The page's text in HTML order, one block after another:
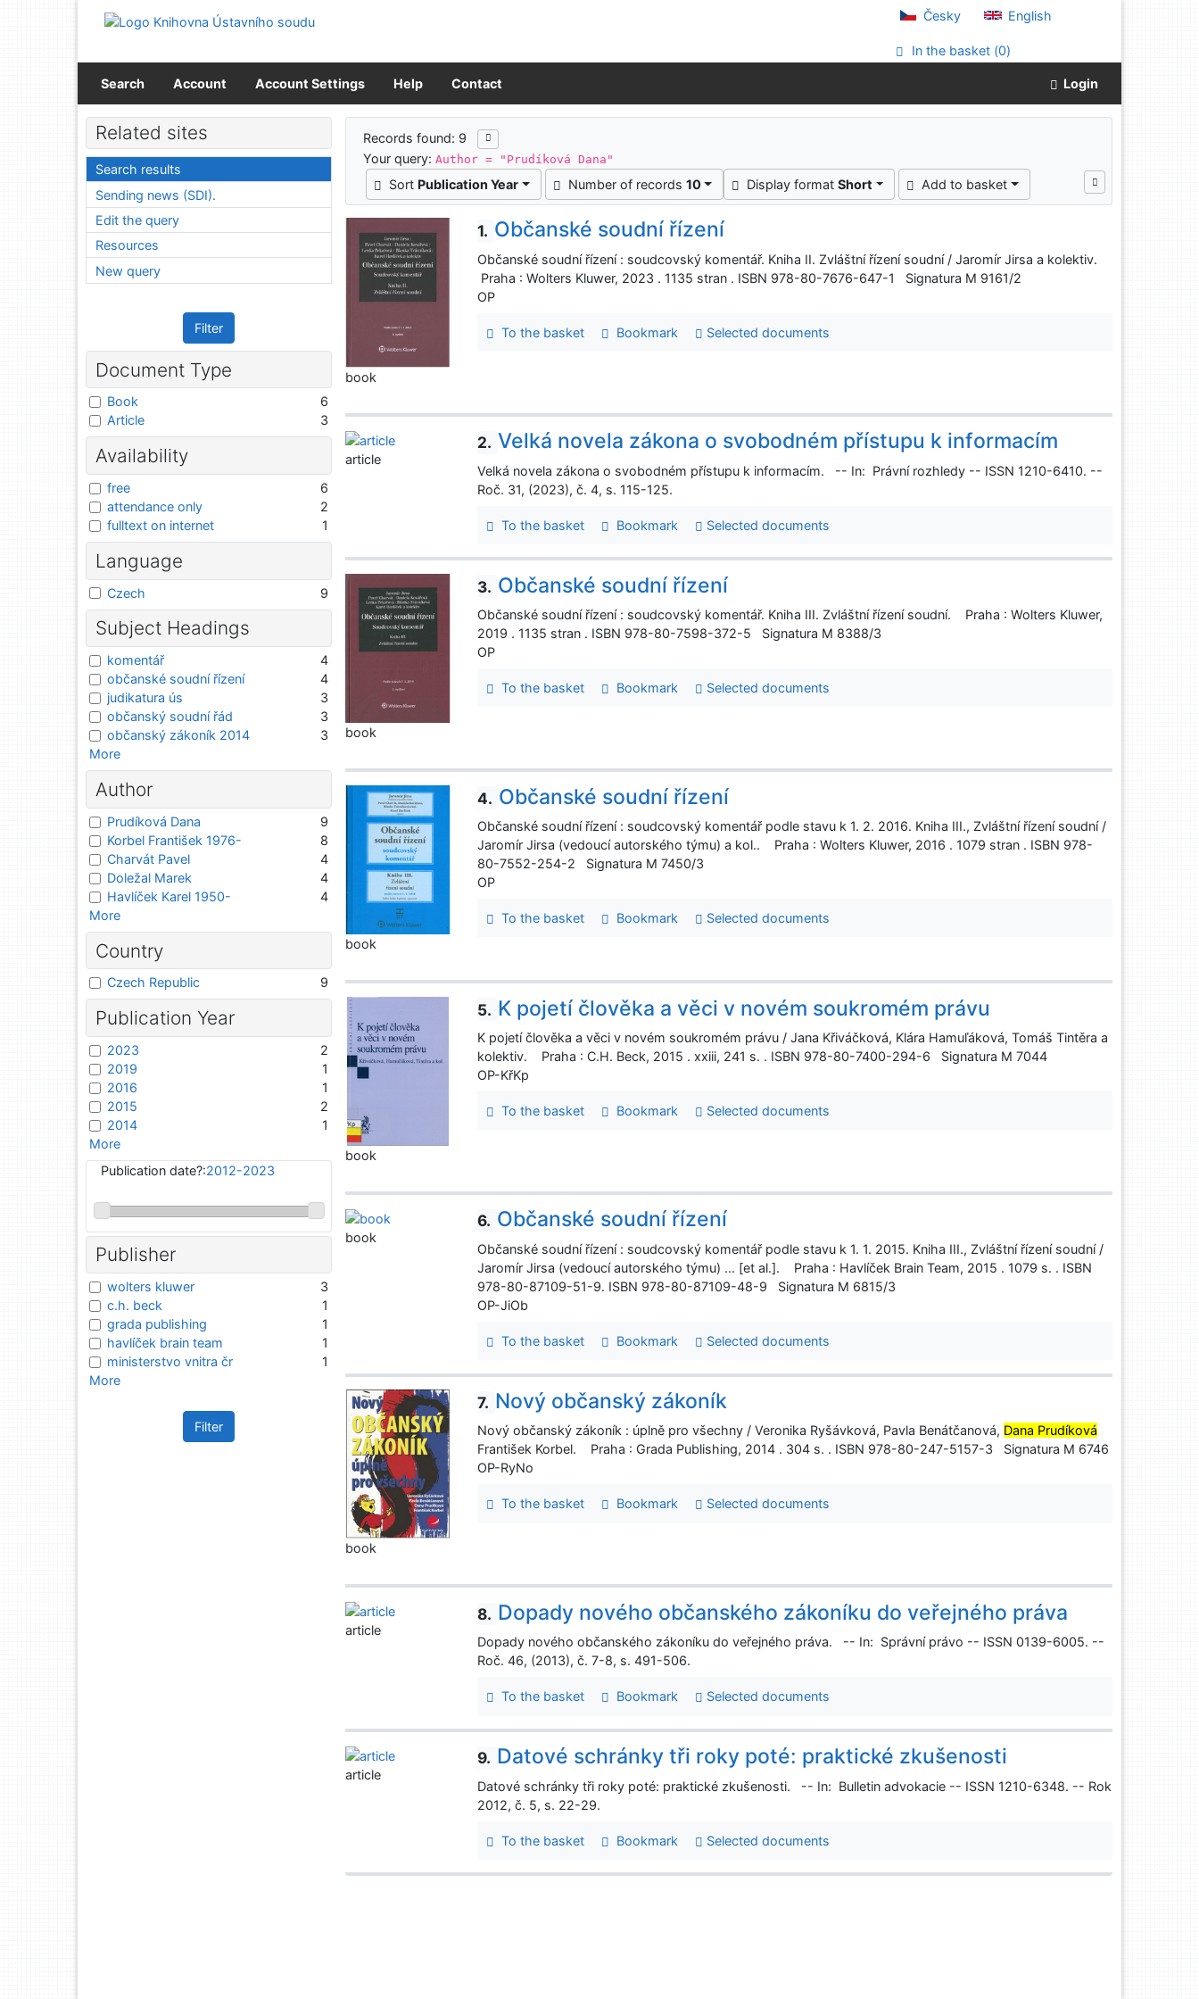
Go to menu
Česky English
In the basket (0)
Search Account Account Settings Help Contact Login
Search results
Records found: 9
Your query:Author = "Prudíková Dana"
Sort Publication Year Number of records 10 Display format Short Add to basket
1. Občanské soudní řízení
Občanské soudní řízení : soudcovský komentář. Kniha II. Zvláštní řízení soudní / Jaromír Jirsa a kolektiv.
Praha : Wolters Kluwer, 2023 . 1135 stran . ISBN 978-80-7676-647-1 Signatura M 9161/2
OP
To the basket Bookmark Selected documents
book
2. Velká novela zákona o svobodném přístupu k informacím
Velká novela zákona o svobodném přístupu k informacím. -- In: Právní rozhledy -- ISSN 1210-6410. --
Roč. 31, (2023), č. 4, s. 115-125.
To the basket Bookmark Selected documents
article
3. Občanské soudní řízení
Občanské soudní řízení : soudcovský komentář. Kniha III. Zvláštní řízení soudní. Praha : Wolters Kluwer,
2019 . 1135 stran . ISBN 978-80-7598-372-5 Signatura M 8388/3
OP
To the basket Bookmark Selected documents
book
4. Občanské soudní řízení
Občanské soudní řízení : soudcovský komentář podle stavu k 1. 2. 2016. Kniha III., Zvláštní řízení soudní /
Jaromír Jirsa (vedoucí autorského týmu) a kol.. Praha : Wolters Kluwer, 2016 . 1079 stran . ISBN 978-
80-7552-254-2 Signatura M 7450/3
OP
To the basket Bookmark
Selected documents
book
5. K pojetí člověka a věci v novém soukromém právu
K pojetí člověka a věci v novém soukromém právu / Jana Křiváčková, Klára Hamuľáková, Tomáš Tintěra a
kolektiv. Praha : C.H. Beck, 2015 . xxiii, 241 s. . ISBN 978-80-7400-294-6 Signatura M 7044
OP-KřKp
To the basket Bookmark Selected documents
book
6. Občanské soudní řízení
Občanské soudní řízení : soudcovský komentář podle stavu k 1. 1. 2015. Kniha III., Zvláštní řízení soudní /
Jaromír Jirsa (vedoucí autorského týmu) ... [et al.]. Praha : Havlíček Brain Team, 2015 . 1079 s. . ISBN
978-80-87109-51-9. ISBN 978-80-87109-48-9 Signatura M 6815/3
OP-JiOb
To the basket Bookmark Selected documents
book
7. Nový občanský zákoník
Nový občanský zákoník : úplně pro všechny / Veronika Ryšávková, Pavla Benátčanová, Dana Prudíková
František Korbel. Praha : Grada Publishing, 2014 . 304 s. . ISBN 978-80-247-5157-3 Signatura M 6746
OP-RyNo
To the basket Bookmark Selected documents
book
8. Dopady nového občanského zákoníku do veřejného práva
Dopady nového občanského zákoníku do veřejného práva. -- In: Správní právo -- ISSN 0139-6005. --
Roč. 46, (2013), č. 7-8, s. 491-506.
To the basket Bookmark Selected documents
article
9. Datové schránky tři roky poté: praktické zkušenosti
Datové schránky tři roky poté: praktické zkušenosti. -- In: Bulletin advokacie -- ISSN 1210-6348. -- Rok
2012, č. 5, s. 22-29.
To the basket Bookmark Selected documents
article
Related sites
Search results
Sending news (SDI).
Edit the query
Resources
New query
Filter
Document Type
Book
6
Article
3
Availability
free
6
attendance only
2
fulltext on internet
1
Language
Czech 9
Subject Headings
komentář
4
občanské soudní řízení
4
judikatura ús
3
občanský soudní řád
3
občanský zákoník 2014
3
More
Author
Prudíková Dana
9
Korbel František 1976-
8
Charvát Pavel
4
Doležal Marek
4
Havlíček Karel 1950-
4
More
Country
Czech Republic 9
Publication Year
2023
2
2019
1
2016
1
2015
2
2014
1
More
Publication date?:2012-2023
Publisher
wolters kluwer
3
c.h. beck
1
grada publishing
1
havlíček brain team
1
ministerstvo vnitra čr
1
More
Filter